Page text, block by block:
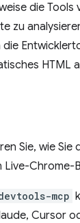
die
zu
HTML
Sie, wie
Chrome-
mcp
Cursor